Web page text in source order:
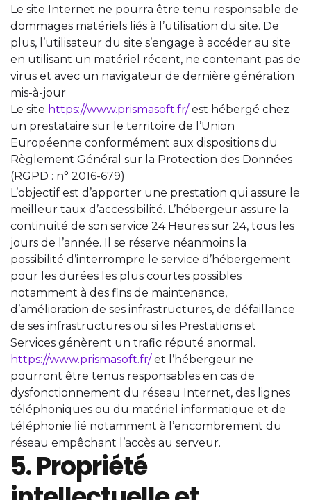
Le site Internet ne pourra être tenu responsable de
dommages matériels liés à l’utilisation du site. De
plus, l’utilisateur du site s’engage à accéder au site
en utilisant un matériel récent, ne contenant pas de
virus et avec un navigateur de dernière génération
mis-à-jour
Le site https://www.prismasoft.fr/est hébergé chez
un prestataire sur le territoire de l’Union
Européenne conformément aux dispositions du
Règlement Général sur la Protection des Données
(RGPD : n° 2016-679)
L’objectif est d’apporter une prestation qui assure le
meilleur taux d’accessibilité. L’hébergeur assure la
continuité de son service 24 Heures sur 24, tous les
jours de l’année. Il se réserve néanmoins la
possibilité d’interrompre le service d’hébergement
pour les durées les plus courtes possibles
notamment à des fins de maintenance,
d’amélioration de ses infrastructures, de défaillance
de ses infrastructures ou si les Prestations et
Services génèrent un trafic réputé anormal.
https://www.prismasoft.fr/et l’hébergeur ne
pourront être tenus responsables en cas de
dysfonctionnement du réseau Internet, des lignes
téléphoniques ou du matériel informatique et de
téléphonie lié notamment à l’encombrement du
réseau empêchant l’accès au serveur.
5. Propriété